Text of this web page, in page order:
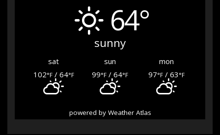
64°
sunny
sat sun
mon
102°F/ 64°F 99°F/ 64°F 97°F/ 63°F
powered by Weather Atlas